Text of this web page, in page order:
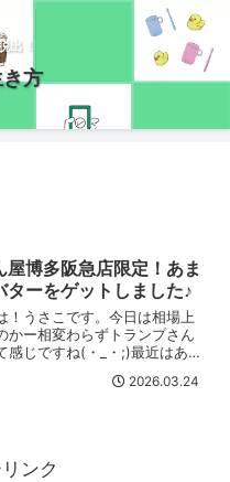
出！
方
屋博多阪急店限定！あま
ターをゲットしました♪
！うさこです。今日は相場上
かー相変わらずトランプさん
感じですね(・_・;)最近はあま
株買いたいんだけど、あまり
2026.03.24
ンク